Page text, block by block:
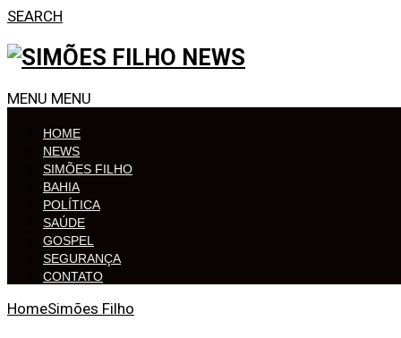
SEARCH
MENU MENU
HOME
NEWS
SIMÕES FILHO
BAHIA
POLÍTICA
SAÚDE
GOSPEL
SEGURANÇA
CONTATO
HomeSimões Filho